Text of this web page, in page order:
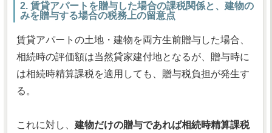
2. 賃貸アパートを贈与した場合の課税関係と、建物の
みを贈与する場合の税務上の留意点
賃貸アパートの土地・建物を両方生前贈与した場合、
相続時の評価額は当然貸家建付地となるが、贈与時に
は相続時精算課税を適用しても、贈与税負担が発生す
る。
これに対し、 建物だけの贈与であれば相続時精算課税